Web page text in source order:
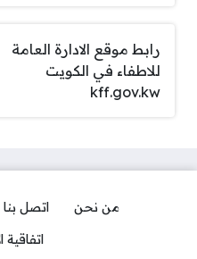
رابط موقع الادارة العامة
للاطفاء في الكويت
kff.gov.kw
من نحن اتصل بنا
اتفاقية